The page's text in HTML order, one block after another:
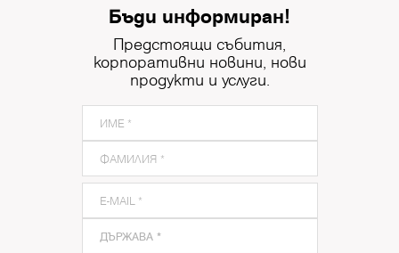
Бъди информиран!
Предстоящи събития,
корпоративни новини, нови
продукти и услуги.